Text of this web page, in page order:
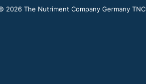
2026 The Nutriment Company Germany